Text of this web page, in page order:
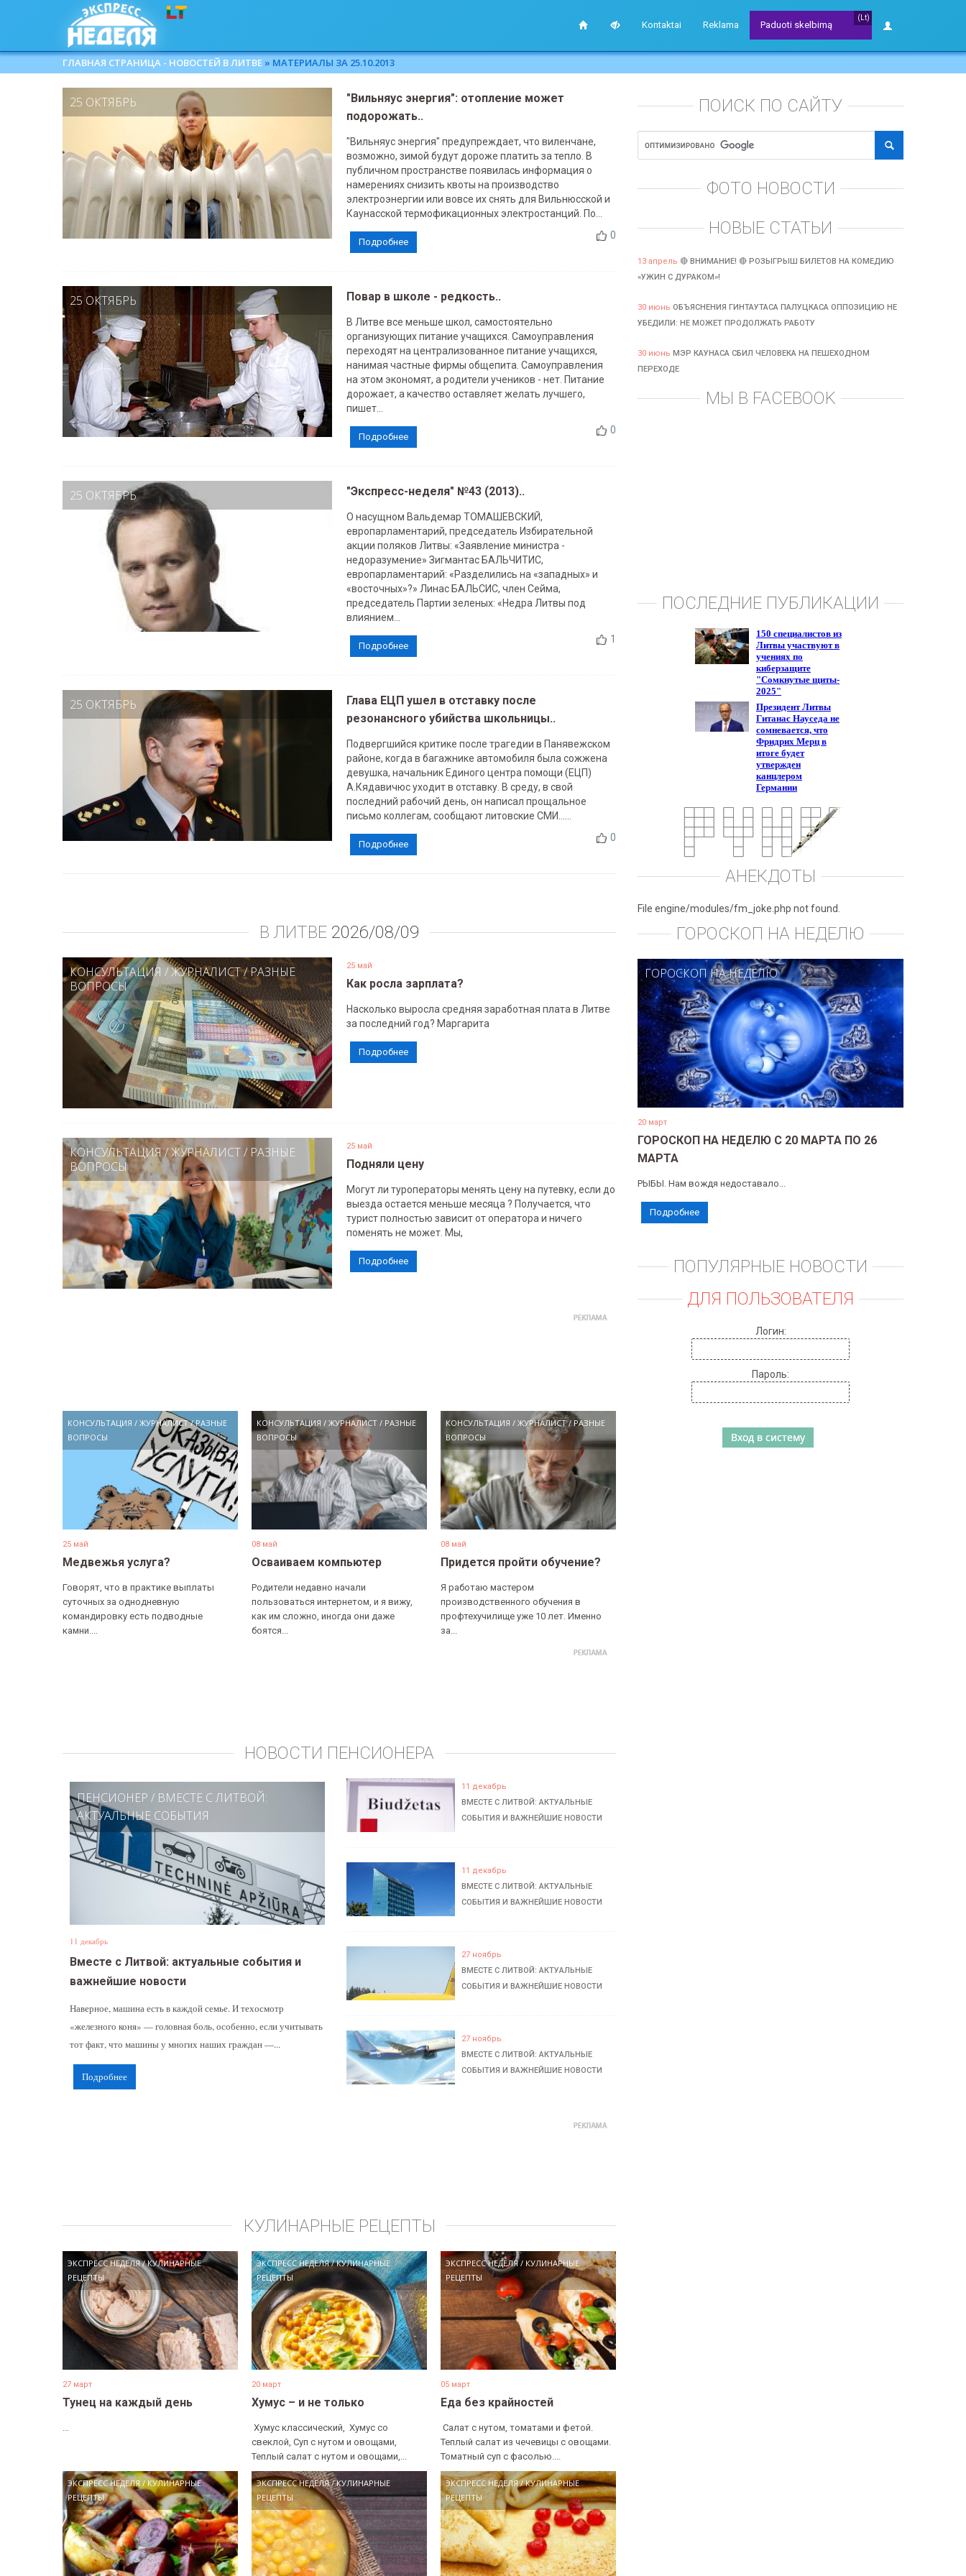
Kontaktai Reklama
(Lt)
Paduoti skelbimą
ГЛАВНАЯ СТРАНИЦА - НОВОСТЕЙ В ЛИТВЕ » МАТЕРИАЛЫ ЗА 25.10.2013
25 ОКТЯБРЬ
"Вильняус энергия": отопление может
подорожать..
"Вильняус энергия" предупреждает, что виленчане,
возможно, зимой будут дороже платить за тепло. В
публичном пространстве появилась информация о
намерениях снизить квоты на производство
электроэнергии или вовсе их снять для Вильнюсской и
Каунасской термофикационных электростанций. По...
0
Подробнее
25 ОКТЯБРЬ Повар в школе - редкость..
В Литве все меньше школ, самостоятельно
организующих питание учащихся. Самоуправления
переходят на централизованное питание учащихся,
нанимая частные фирмы общепита. Самоуправления
на этом экономят, а родители учеников - нет. Питание
дорожает, а качество оставляет желать лучшего,
пишет...
0
Подробнее
25 ОКТЯБРЬ "Экспресс-неделя" №43 (2013)..
О насущном Вальдемар ТОМАШЕВСКИЙ,
европарламентарий, председатель Избирательной
акции поляков Литвы: «Заявление министра -
недоразумение» Зигмантас БАЛЬЧИТИС,
европарламентарий: «Разделились на «западных» и
«восточных»?» Линас БАЛЬСИС, член Сейма,
председатель Партии зеленых: «Недра Литвы под
влиянием...
1
Подробнее
25 ОКТЯБРЬ
Глава ЕЦП ушел в отставку после
резонансного убийства школьницы..
Подвергшийся критике после трагедии в Панявежском
районе, когда в багажнике автомобиля была сожжена
девушка, начальник Единого центра помощи (ЕЦП)
А.Кядавичюс уходит в отставку. В среду, в свой
последний рабочий день, он написал прощальное
письмо коллегам, сообщают литовские СМИ......
0
Подробнее
В ЛИТВЕ 2026/08/09
КОНСУЛЬТАЦИЯ /ЖУРНАЛИСТ/РАЗНЫЕ
ВОПРОСЫ
25 май
Как росла зарплата?
Насколько выросла средняя заработная плата в Литве
за последний год? Маргарита
Подробнее
КОНСУЛЬТАЦИЯ/ЖУРНАЛИСТ/ РАЗНЫЕ
ВОПРОСЫ
25 май
Подняли цену
Могут ли туроператоры менять цену на путевку, если до
выезда остается меньше месяца ? Получается, что
турист полностью зависит от оператора и ничего
поменять не может. Мы,
Подробнее
КОНСУЛЬТАЦИЯ / ЖУРНАЛИСТ/РАЗНЫЕ
ВОПРОСЫ
25 май
Медвежья услуга?
Говорят, что в практике выплаты
суточных за однодневную
командировку есть подводные
камни....
КОНСУЛЬТАЦИЯ /ЖУРНАЛИСТ / РАЗНЫЕ
ВОПРОСЫ
08 май
Осваиваем компьютер
Родители недавно начали
пользоваться интернетом, и я вижу,
как им сложно, иногда они даже
боятся...
КОНСУЛЬТАЦИЯ /ЖУРНАЛИСТ/ РАЗНЫЕ
ВОПРОСЫ
08 май
Придется пройти обучение?
Я работаю мастером
производственного обучения в
профтехучилище уже 10 лет. Именно
за...
НОВОСТИ ПЕНСИОНЕРА
ПЕНСИОНЕР / ВМЕСТЕ С ЛИТВОЙ:
АКТУАЛЬНЫЕ СОБЫТИЯ
11 декабрь
Вместе с Литвой: актуальные события и
важнейшие новости
Наверное, машина есть в каждой семье. И техосмотр
«железного коня» — головная боль, особенно, если учитывать
тот факт, что машины у многих наших граждан —...
Подробнее
11 декабрь
ВМЕСТЕ С ЛИТВОЙ: АКТУАЛЬНЫЕ
СОБЫТИЯ И ВАЖНЕЙШИЕ НОВОСТИ
11 декабрь
ВМЕСТЕ С ЛИТВОЙ: АКТУАЛЬНЫЕ
СОБЫТИЯ И ВАЖНЕЙШИЕ НОВОСТИ
27 ноябрь
ВМЕСТЕ С ЛИТВОЙ: АКТУАЛЬНЫЕ
СОБЫТИЯ И ВАЖНЕЙШИЕ НОВОСТИ
27 ноябрь
ВМЕСТЕ С ЛИТВОЙ: АКТУАЛЬНЫЕ
СОБЫТИЯ И ВАЖНЕЙШИЕ НОВОСТИ
КУЛИНАРНЫЕ РЕЦЕПТЫ
ЭКСПРЕСС НЕДЕЛЯ/КУЛИНАРНЫЕ
РЕЦЕПТЫ
27 март
Тунец на каждый день
ЭКСПРЕСС НЕДЕЛЯ/КУЛИНАРНЫЕ
РЕЦЕПТЫ
20 март
Хумус – и не только
​ Хумус классический, ​ Хумус со
свеклой, Суп с нутом и овощами, ​
Теплый салат с нутом и овощами,...
ЭКСПРЕСС НЕДЕЛЯ/ КУЛИНАРНЫЕ
РЕЦЕПТЫ
05 март
Еда без крайностей
​ Салат с нутом, томатами и фетой. ​
Теплый салат из чечевицы с овощами. ​
Томатный суп с фасолью....
ЭКСПРЕСС НЕДЕЛЯ/КУЛИНАРНЫЕ
РЕЦЕПТЫ
ЭКСПРЕСС НЕДЕЛЯ/КУЛИНАРНЫЕ
РЕЦЕПТЫ
ЭКСПРЕСС НЕДЕЛЯ/КУЛИНАРНЫЕ
РЕЦЕПТЫ
ПОИСК ПО САЙТУ
ФОТО НОВОСТИ
НОВЫЕ СТАТЬИ
13 апрель 🔴 ВНИМАНИЕ! 🔴 РОЗЫГРЫШ БИЛЕТОВ НА КОМЕДИЮ
«УЖИН С ДУРАКОМ»!
30 июнь ОБЪЯСНЕНИЯ ГИНТАУТАСА ПАЛУЦКАСА ОППОЗИЦИЮ НЕ
УБЕДИЛИ: НЕ МОЖЕТ ПРОДОЛЖАТЬ РАБОТУ
30 июнь МЭР КАУНАСА СБИЛ ЧЕЛОВЕКА НА ПЕШЕХОДНОМ
ПЕРЕХОДЕ
МЫ В FACEBOOK
ПОСЛЕДНИЕ ПУБЛИКАЦИИ
АНЕКДОТЫ
File engine/modules/fm_joke.php not found.
ГОРОСКОП НА НЕДЕЛЮ
ГОРОСКОП НА НЕДЕЛЮ
20 март
ГОРОСКОП НА НЕДЕЛЮ С 20 МАРТА ПО 26
МАРТА
РЫБЫ. Нам вождя недоставало...
Подробнее
ПОПУЛЯРНЫЕ НОВОСТИ
ДЛЯ ПОЛЬЗОВАТЕЛЯ
Логин:
Пароль: